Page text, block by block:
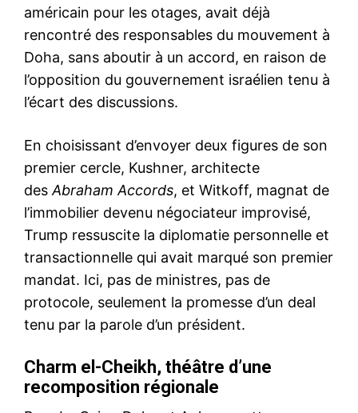
américain pour les otages, avait déjà
rencontré des responsables du mouvement à
Doha, sans aboutir à un accord, en raison de
l’opposition du gouvernement israélien tenu à
l’écart des discussions.
En choisissant d’envoyer deux figures de son
premier cercle, Kushner, architecte
des Abraham Accords, et Witkoff, magnat de
l’immobilier devenu négociateur improvisé,
Trump ressuscite la diplomatie personnelle et
transactionnelle qui avait marqué son premier
mandat. Ici, pas de ministres, pas de
protocole, seulement la promesse d’un deal
tenu par la parole d’un président.
Charm el-Cheikh, théâtre d’une
recomposition régionale